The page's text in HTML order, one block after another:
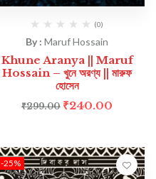
(0)
By :Maruf Hossain
Khune Aranya || Maruf
Hossain – খুনে অরণ্য || মারুফ
হোসেন
₹299.00 ₹240.00
-25%